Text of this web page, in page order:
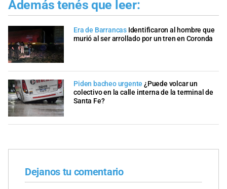
Además tenés que leer:
Era de Barrancas Identificaron al hombre que
murió al ser arrollado por un tren en Coronda
Piden bacheo urgente ¿Puede volcar un
colectivo en la calle interna de la terminal de
Santa Fe?
Dejanos tu comentario